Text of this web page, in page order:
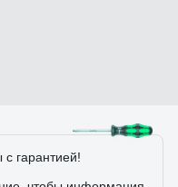
маркировка, очень
гарантией!